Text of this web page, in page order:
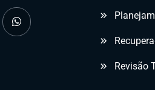
Revisão